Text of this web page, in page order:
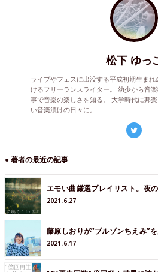
松下 ゆっ
ライブやフェスに出没する平成初期生ま
けるフリーランスライター。 幼少から音
事で音楽の楽しさを知る。 大学時代に邦
い音楽漬けの日々に。
● 著者の最近の記事
エモい曲厳選プレイリスト。夜
2021.6.27
藤原しおりが“ブルゾンちえみ”
2021.6.17